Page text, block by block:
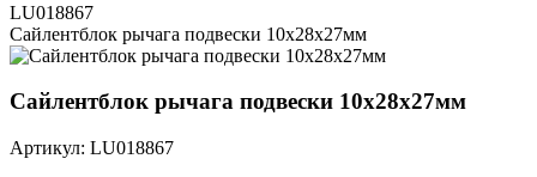
LU018867
Сайлентблок рычага подвески 10х28х27мм
Сайлентблок рычага подвески 10х28х27мм
Артикул: LU018867